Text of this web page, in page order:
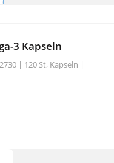
3 Kapseln
| 120 St, Kapseln |